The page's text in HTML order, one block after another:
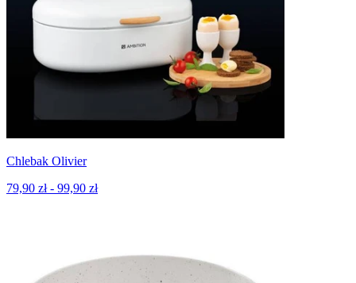
Chlebak Olivier
79,90 zł - 99,90 zł